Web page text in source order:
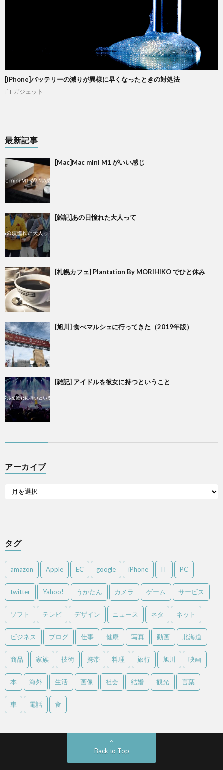
[iPhone]バッテリーの減りが異様に早くなったときの対処法
ガジェット
最新記事
[Mac]Mac mini M1 がいい感じ
[雑記]あの日憧れた大人って
[札幌カフェ] Plantation By MORIHIKO でひと休み
[旭川] 食べマルシェに行ってきた（2019年版）
[雑記] アイドルを彼女に持つということ
アーカイブ
タグ
amazon Apple EC google iPhone IT PC
twitter Yahoo! うかたん カメラ ゲーム サービス
ソフト テレビ デザイン ニュース ネタ ネット
ビジネス ブログ 仕事 健康 写真 動画 北海道
商品 家族 技術 携帯 料理 旅行 旭川 映画
本 海外 生活 画像 社会 結婚 観光 言葉
車 電話 食
Back to Top